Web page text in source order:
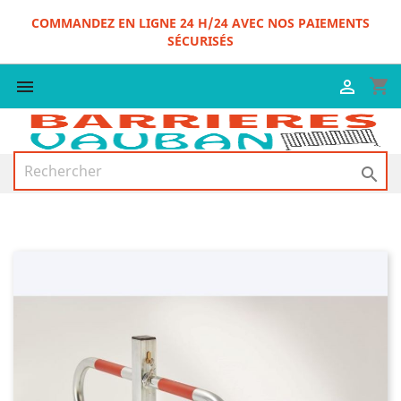
COMMANDEZ EN LIGNE 24 H/24 AVEC NOS PAIEMENTS
SÉCURISÉS
 shopping_cart

